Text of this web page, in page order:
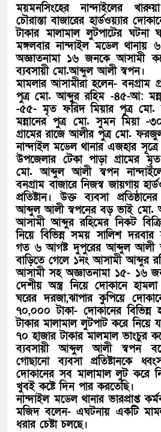
ময়মনসিংহের নান্দাইলের
চৌরাস্তা বাজারের হার্ডওয়্যার
টাকার মালামাল লুটপাটের
মঙ্গলবার নান্দাইল মডেল থানায়
অজ্ঞাতনামা ১৬ জনকে আসামী
ব্যবসায়ী মো.আব্দুল আলী স্বপন।
মামলার আসামীরা হলেন-
পুত্র মো. আব্দুর রহিম -৪৫-আ:
-৫৫- মৃত ফরিদ মিয়ার পুত্র
মন্নানের পুত্র মো. সুমন মিয়া -
গ্রামের রাজে আলীর পুত্র মো.
নান্দাইল মডেল থানার এজহার
উপজেলার টেকা পাড়া গ্রামের
মো. আব্দুল আলী স্বপন
বনগ্রাম বাজারে নিজস্ব জায়গায়
প্রতিষ্টান। উক্ত ব্যবসা
আব্দুল আলী স্বপনের বড় ভাই মো.
আসামী আব্দুর রহিমের নিকট
নিয়ে বিভিন্ন সময় সালিশ
গত ৬ আগষ্ট দুপুরের আব্দুল আলী
বাড়িতে গেলে ১নং আসামী আব্দুর
আসামী সহ অজ্ঞাতনামা ১৫- ১৬
দেশীয় অস্ত্র নিয়ে দোকানে
ঘরের দরজা,ঝাপার কুপিয়ে
৭০,০০০ টাকা- দোকানের বিভিন্ন
টাকার মালামাল লুটপাট করে নিয়ে
৭০ হাজার টাকার মালমাল ভাংচুর
ব্যবসায়ী আব্দুল আলী স্বপন
গোছানো ব্যবসা প্রতিষ্টানকে
দোকানের সব মালামাল লুট করে
খুবই কষ্টে দিন পার করতেছি।
নান্দাইল মডেল থানার ভারপ্রাপ্ত
মজিদ বলেন- এঘটনায় একটি
ধরার চেষ্টা চলছে।